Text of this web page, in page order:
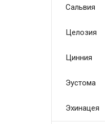
Сальвия
Целозия
Цинния
Эустома
Эхинацея